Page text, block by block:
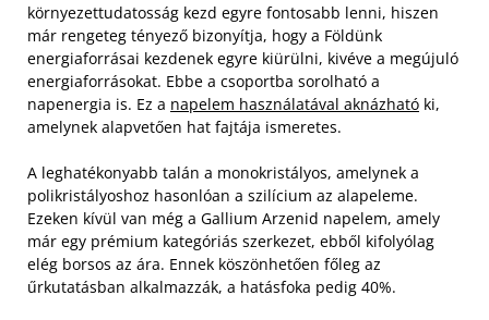
környezettudatosság kezd egyre fontosabb lenni, hiszen
már rengeteg tényező bizonyítja, hogy a Földünk
energiaforrásai kezdenek egyre kiürülni, kivéve a megújuló
energiaforrásokat. Ebbe a csoportba sorolható a
napenergia is. Ez a napelem használatával aknázható ki,
amelynek alapvetően hat fajtája ismeretes.
A leghatékonyabb talán a monokristályos, amelynek a
polikristályoshoz hasonlóan a szilícium az alapeleme.
Ezeken kívül van még a Gallium Arzenid napelem, amely
már egy prémium kategóriás szerkezet, ebből kifolyólag
elég borsos az ára. Ennek köszönhetően főleg az
űrkutatásban alkalmazzák, a hatásfoka pedig 40%.